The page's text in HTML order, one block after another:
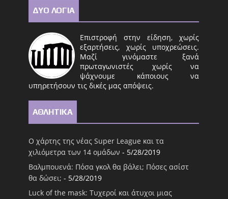
ΔΥΟ ΛΟΓΙΑ
Επιστροφή στην είδηση, χωρίς
εξαρτήσεις, χωρίς υποχρεώσεις.
Μαζί γινόμαστε ξανά
πρωταγωνιστές χωρίς να
ψάχνουμε κάποιους να
υπηρετήσουν τις δικές μας απόψεις.
ΑΘΛΗΤΙΚΑ
Ο χάρτης της νέας Super League και τα
χιλιόμετρα των 14 ομάδων - 5/28/2019
Βαλμπουενά: Πόσα γκολ θα βάλει; Πόσες ασίστ
θα δώσει; - 5/28/2019
Luck of the mask: Τυχεροί και άτυχοι μιας